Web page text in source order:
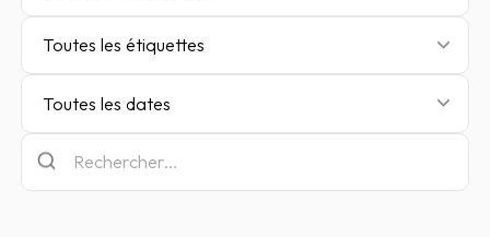
Toutes les étiquettes
Toutes les dates